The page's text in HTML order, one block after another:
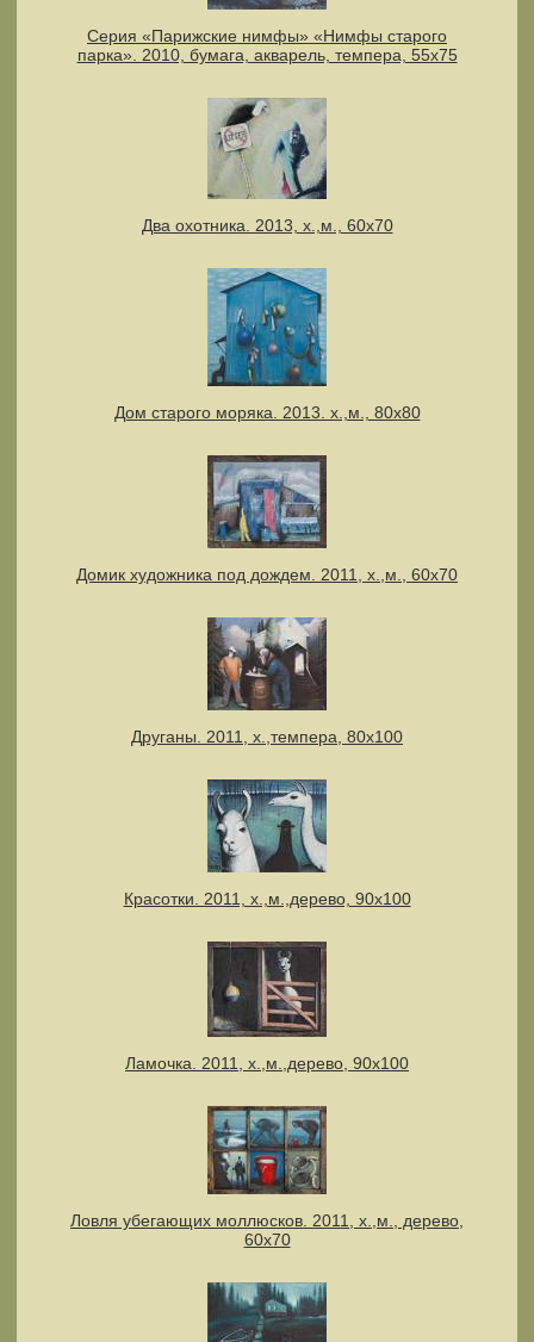
Серия «Парижские нимфы» «Нимфы старого
парка». 2010, бумага, акварель, темпера, 55x75
Два охотника. 2013, х.,м., 60х70
Дом старого моряка. 2013. х.,м., 80х80
Домик художника под дождем. 2011, х.,м., 60х70
Друганы. 2011, х.,темпера, 80х100
Красотки. 2011, х.,м.,дерево, 90х100
Ламочка. 2011, х.,м.,дерево, 90х100
Ловля убегающих моллюсков. 2011, х.,м., дерево,
60х70